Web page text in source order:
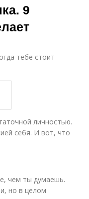
9
тебе стоит
личностью.
себя. И вот, что
чем ты думаешь.
но в целом